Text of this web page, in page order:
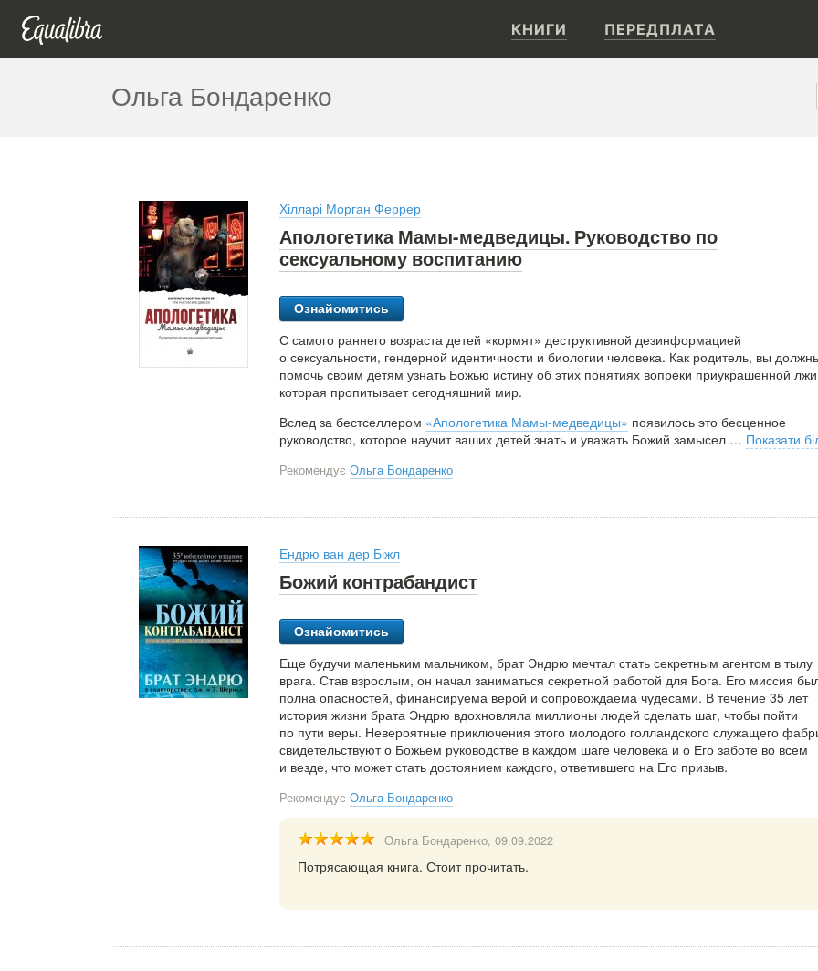
КНИГИ ПЕРЕДПЛАТА
Ольга Бондаренко
Хілларі Морган Феррер
Апологетика Мамы-медведицы. Руководство по
сексуальному воспитанию
Ознайомитись
С самого раннего возраста детей «кормят» деструктивной дезинформацией
о сексуальности, гендерной идентичности и биологии человека. Как родитель, вы
помочь своим детям узнать Божью истину об этих понятиях вопреки приукрашенной
которая пропитывает сегодняшний мир.
Вслед за бестселлером «Апологетика Мамы-медведицы» появилось это бесценное
руководство, которое научит ваших детей знать и уважать Божий замысел … Показати
Рекомендує Ольга Бондаренко
Ендрю ван дер Біжл
Божий контрабандист
Ознайомитись
Еще будучи маленьким мальчиком, брат Эндрю мечтал стать секретным агентом в тылу
врага. Став взрослым, он начал заниматься секретной работой для Бога. Его миссия
полна опасностей, финансируема верой и сопровождаема чудесами. В течение 35 лет
история жизни брата Эндрю вдохновляла миллионы людей сделать шаг, чтобы пойти
по пути веры. Невероятные приключения этого молодого голландского служащего
свидетельствуют о Божьем руководстве в каждом шаге человека и о Его заботе во всем
и везде, что может стать достоянием каждого, ответившего на Его призыв.
Рекомендує Ольга Бондаренко
Ольга Бондаренко, 09.09.2022
Потрясающая книга. Стоит прочитать.